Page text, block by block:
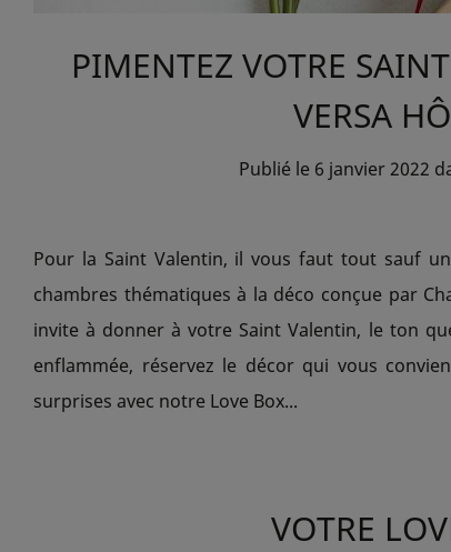
PIMENTEZ VOTRE
VERSA
Publié le 6 janvier 2022
Pour la Saint Valentin, il vous faut tout sauf
chambres thématiques à la déco conçue par
invite à donner à votre Saint Valentin, le ton
enflammée, réservez le décor qui vous
surprises avec notre Love Box...
VOTRE